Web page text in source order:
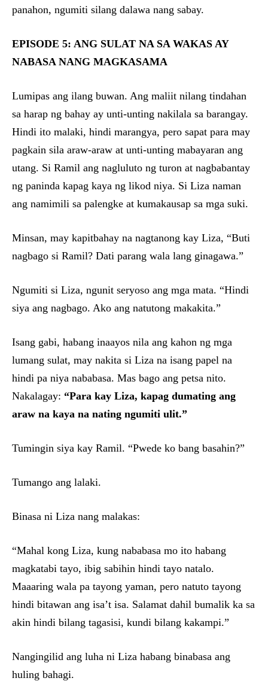
panahon, ngumiti silang dalawa nang sabay.
EPISODE 5: ANG SULAT NA SA WAKAS AY
NABASA NANG MAGKASAMA
Lumipas ang ilang buwan. Ang maliit nilang tindahan
sa harap ng bahay ay unti-unting nakilala sa barangay.
Hindi ito malaki, hindi marangya, pero sapat para may
pagkain sila araw-araw at unti-unting mabayaran ang
utang. Si Ramil ang nagluluto ng turon at nagbabantay
ng paninda kapag kaya ng likod niya. Si Liza naman
ang namimili sa palengke at kumakausap sa mga suki.
Minsan, may kapitbahay na nagtanong kay Liza, “Buti
nagbago si Ramil? Dati parang wala lang ginagawa.”
Ngumiti si Liza, ngunit seryoso ang mga mata. “Hindi
siya ang nagbago. Ako ang natutong makakita.”
Isang gabi, habang inaayos nila ang kahon ng mga
lumang sulat, may nakita si Liza na isang papel na
hindi pa niya nababasa. Mas bago ang petsa nito.
Nakalagay: “Para kay Liza, kapag dumating ang
araw na kaya na nating ngumiti ulit.”
Tumingin siya kay Ramil. “Pwede ko bang basahin?”
Tumango ang lalaki.
Binasa ni Liza nang malakas:
“Mahal kong Liza, kung nababasa mo ito habang
magkatabi tayo, ibig sabihin hindi tayo natalo.
Maaaring wala pa tayong yaman, pero natuto tayong
hindi bitawan ang isa’t isa. Salamat dahil bumalik ka sa
akin hindi bilang tagasisi, kundi bilang kakampi.”
Nangingilid ang luha ni Liza habang binabasa ang
huling bahagi.